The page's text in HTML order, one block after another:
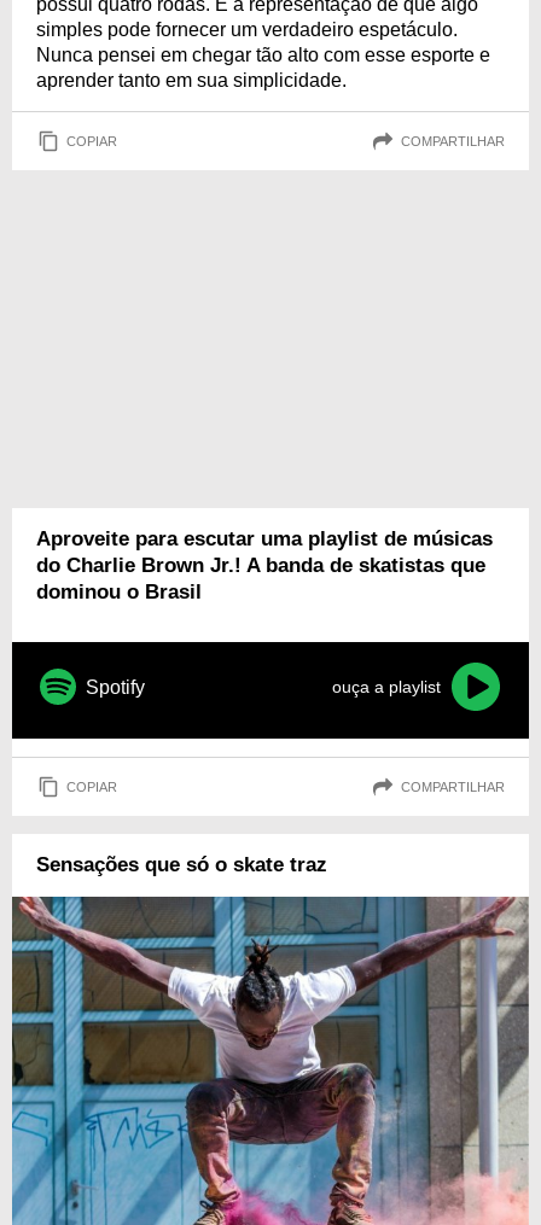
possui quatro rodas. É a representação de que algo
simples pode fornecer um verdadeiro espetáculo.
Nunca pensei em chegar tão alto com esse esporte e
aprender tanto em sua simplicidade.
COPIAR COMPARTILHAR
Aproveite para escutar uma playlist de músicas
do Charlie Brown Jr.! A banda de skatistas que
dominou o Brasil
Spotify ouça a playlist
COPIAR COMPARTILHAR
Sensações que só o skate traz